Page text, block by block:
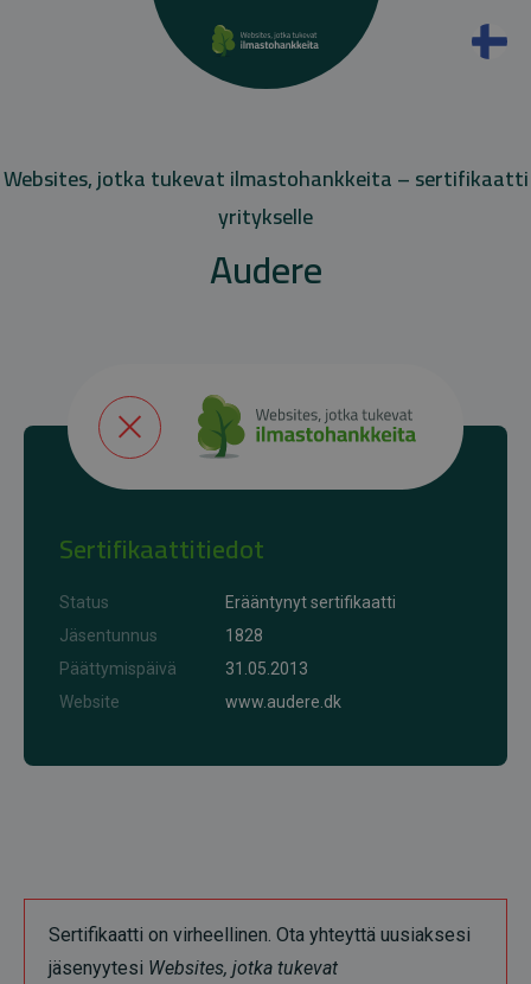
Websites, jotka tukevat ilmastohankkeita – sertifikaatti
yritykselle
Audere
Sertifikaattitiedot
Status
Erääntynyt sertifikaatti
Jäsentunnus
1828
Päättymispäivä
31.05.2013
Website
www.audere.dk
Sertifikaatti on virheellinen. Ota yhteyttä uusiaksesi
jäsenyytesi Websites, jotka tukevat